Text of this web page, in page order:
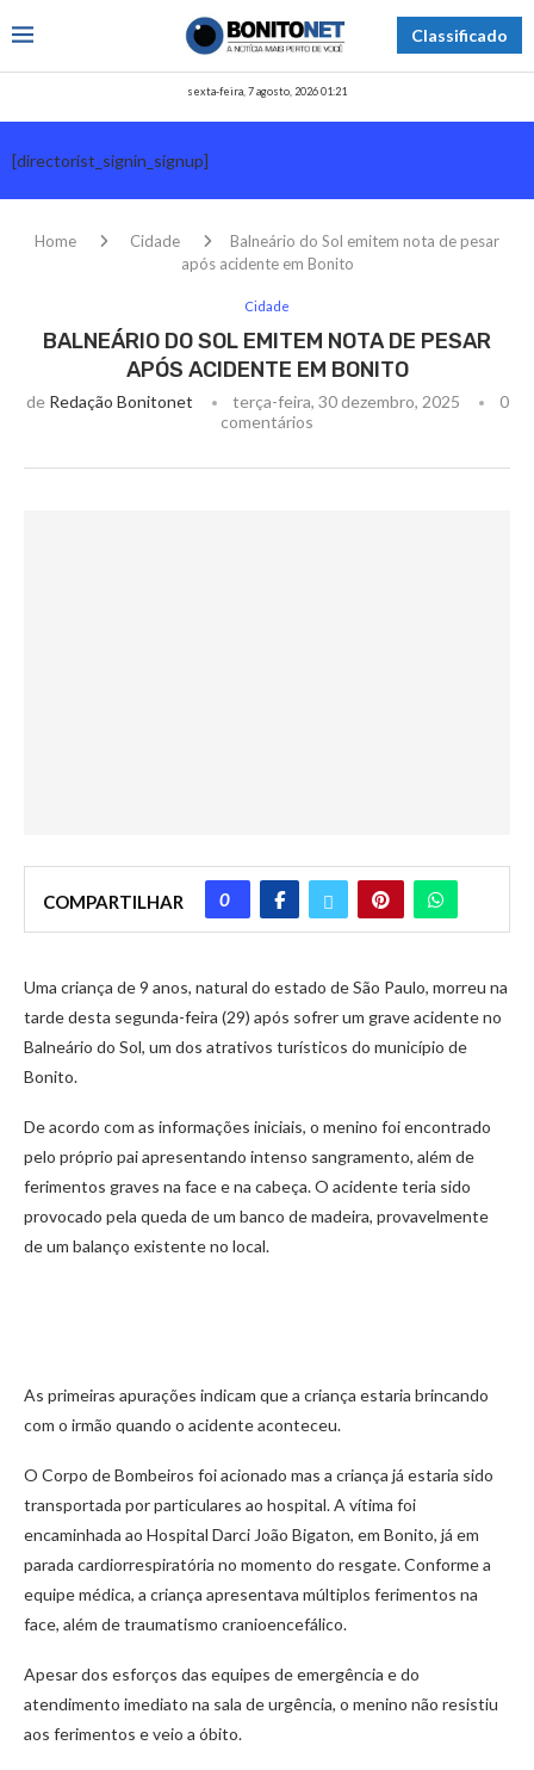
Classificado
sexta-feira, 7 agosto, 2026 01:21
[directorist_signin_signup]
Home Cidade
Balneário do Sol emitem nota de pesar
após acidente em Bonito
Cidade
BALNEÁRIO DO SOL EMITEM NOTA DE PESAR
APÓS ACIDENTE EM BONITO
de Redação Bonitonet terça-feira, 30 dezembro, 2025
0
comentários
COMPARTILHAR 0
Uma criança de 9 anos, natural do estado de São Paulo, morreu na
tarde desta segunda-feira (29) após sofrer um grave acidente no
Balneário do Sol, um dos atrativos turísticos do município de
Bonito.
De acordo com as informações iniciais, o menino foi encontrado
pelo próprio pai apresentando intenso sangramento, além de
ferimentos graves na face e na cabeça. O acidente teria sido
provocado pela queda de um banco de madeira, provavelmente
de um balanço existente no local.
As primeiras apurações indicam que a criança estaria brincando
com o irmão quando o acidente aconteceu.
O Corpo de Bombeiros foi acionado mas a criança já estaria sido
transportada por particulares ao hospital. A vítima foi
encaminhada ao Hospital Darci João Bigaton, em Bonito, já em
parada cardiorrespiratória no momento do resgate. Conforme a
equipe médica, a criança apresentava múltiplos ferimentos na
face, além de traumatismo cranioencefálico.
Apesar dos esforços das equipes de emergência e do
atendimento imediato na sala de urgência, o menino não resistiu
aos ferimentos e veio a óbito.